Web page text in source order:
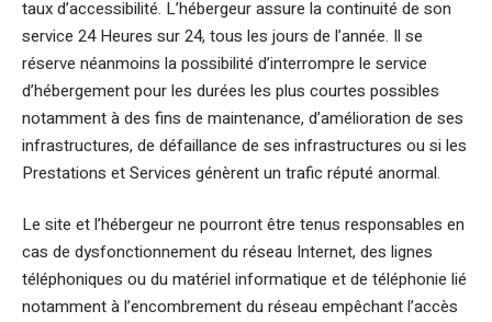
taux d’accessibilité. L’hébergeur assure la continuité de son
service 24 Heures sur 24, tous les jours de l’année. Il se
réserve néanmoins la possibilité d’interrompre le service
d’hébergement pour les durées les plus courtes possibles
notamment à des fins de maintenance, d’amélioration de ses
infrastructures, de défaillance de ses infrastructures ou si les
Prestations et Services génèrent un trafic réputé anormal.
Le site et l’hébergeur ne pourront être tenus responsables en
cas de dysfonctionnement du réseau Internet, des lignes
téléphoniques ou du matériel informatique et de téléphonie lié
notamment à l’encombrement du réseau empêchant l’accès